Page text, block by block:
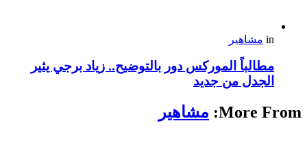
in مشاهير
مطالباً الموركس دور بالتوضيح.. زياد برجي يثير
الجدل من جديد
More From: مشاهير